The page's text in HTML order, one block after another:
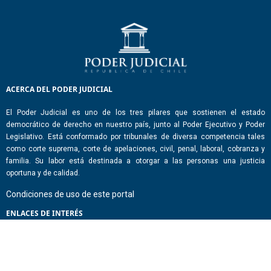
ACERCA DEL PODER JUDICIAL
El Poder Judicial es uno de los tres pilares que sostienen el estado
democrático de derecho en nuestro país, junto al Poder Ejecutivo y Poder
Legislativo. Está conformado por tribunales de diversa competencia tales
como corte suprema, corte de apelaciones, civil, penal, laboral, cobranza y
familia. Su labor está destinada a otorgar a las personas una justicia
oportuna y de calidad.
Condiciones de uso de este portal
ENLACES DE INTERÉS